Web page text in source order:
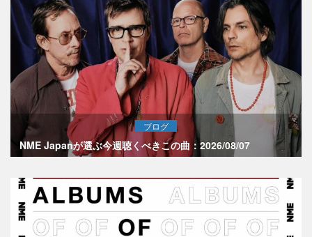
ブログ
NME Japanが選ぶ今週聴くべきこの曲：2026/08/07